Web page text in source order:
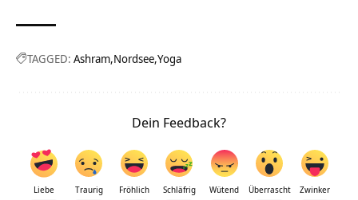
TAGGED: Ashram Nordsee Yoga
Dein Feedback?
Liebe Traurig Fröhlich Schläfrig Wütend Überrascht Zwinker